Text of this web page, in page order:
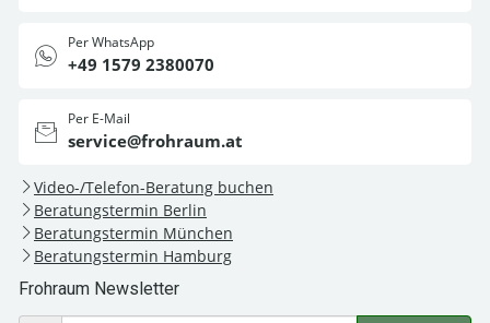
Per WhatsApp
+49 1579 2380070
Per E-Mail
service@frohraum.at
Video-/Telefon-Beratung buchen
Beratungstermin Berlin
Beratungstermin München
Beratungstermin Hamburg
Frohraum Newsletter